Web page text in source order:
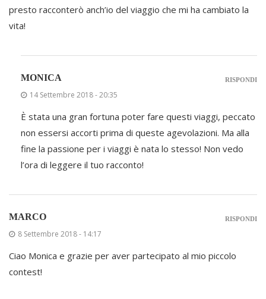
presto racconterò anch’io del viaggio che mi ha cambiato la
vita!
MONICA
14 Settembre 2018 - 20:35
È stata una gran fortuna poter fare questi viaggi, peccato
non essersi accorti prima di queste agevolazioni. Ma alla
fine la passione per i viaggi è nata lo stesso! Non vedo
l’ora di leggere il tuo racconto!
RISPONDI
MARCO
8 Settembre 2018 - 14:17
Ciao Monica e grazie per aver partecipato al mio piccolo
contest!
RISPONDI